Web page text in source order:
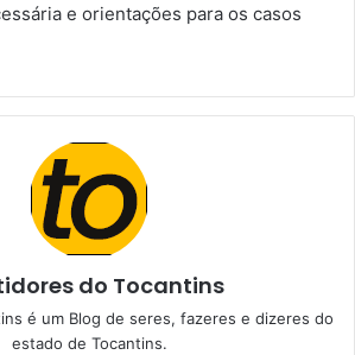
e orientações para os casos
do Tocantins
é um Blog de seres, fazeres e dizeres do
estado de Tocantins.